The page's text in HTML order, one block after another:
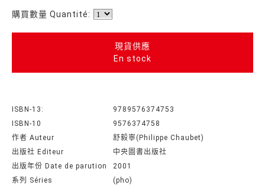
購買數量 Quantité:
現貨供應
En stock
ISBN-13:
9789576374753
ISBN-10
9576374758
作者 Auteur
舒毅寧(Philippe Chaubet)
出版社 Editeur
中央圖書出版社
出版年份 Date de parution
2001
系列 Séries
(pho)